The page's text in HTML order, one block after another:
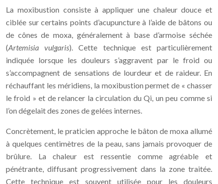
La moxibustion consiste à appliquer une chaleur douce et
ciblée sur certains points d’acupuncture à l’aide de bâtons ou
de cônes de moxa, généralement à base d’armoise séchée
(Artemisia vulgaris). Cette technique est particulièrement
indiquée lorsque les douleurs s’aggravent par le froid ou
s’accompagnent de sensations de lourdeur et de raideur. En
réchauffant les méridiens, la moxibustion permet de « chasser
le froid » et de relancer la circulation du Qi, un peu comme si
l’on dégelait des zones de gelées internes.
Concrètement, le praticien approche le bâton de moxa allumé
à quelques centimètres de la peau, sans jamais provoquer de
brûlure. La chaleur est ressentie comme agréable et
pénétrante, diffusant progressivement dans la zone traitée.
Cette technique est souvent utilisée pour les douleurs